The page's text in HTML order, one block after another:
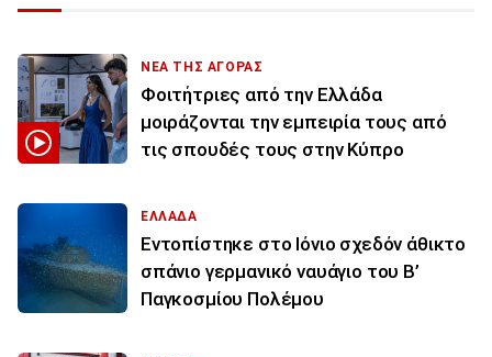
ΝΕΑ ΤΗΣ ΑΓΟΡΑΣ
Φοιτήτριες από την Ελλάδα
μοιράζονται την εμπειρία τους από
τις σπουδές τους στην Κύπρο
ΕΛΛΑΔΑ
Εντοπίστηκε στο Ιόνιο σχεδόν άθικτο
σπάνιο γερμανικό ναυάγιο του Β’
Παγκοσμίου Πολέμου